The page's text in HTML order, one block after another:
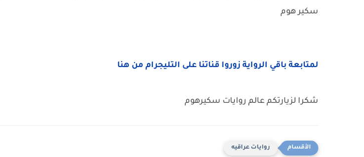
سكير هوم
لمتابعة باقي الرواية زوروا قناتنا على التليجرام من هنا
شكرا لزيارتكم عالم روايات سكيرهوم
روايات عراقيه